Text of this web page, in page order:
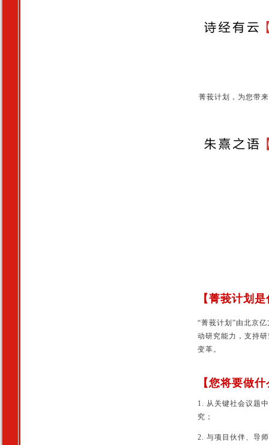
菁莪计划，为您带
【菁莪计划
“菁莪计划”由北京
动研究能力，支持
变革。
【您将要做
1. 从关键社会议题
究；
2. 与项目伙伴、导